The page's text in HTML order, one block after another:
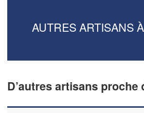
AUTRES ARTISANS
D’autres artisans proche